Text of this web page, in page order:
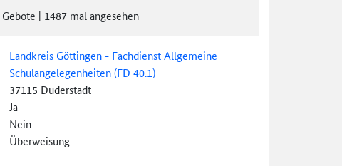
Gebote | 1487 mal angesehen
Landkreis Göttingen - Fachdienst Allgemeine
Schulangelegenheiten (FD 40.1)
37115 Duderstadt
Ja
Nein
Überweisung